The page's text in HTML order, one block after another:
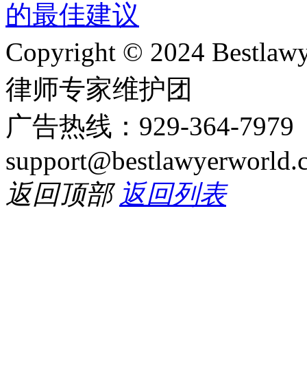
Copyright © 2024
律师专家维护团
广告热线：929-364-
返回顶部 返回列表